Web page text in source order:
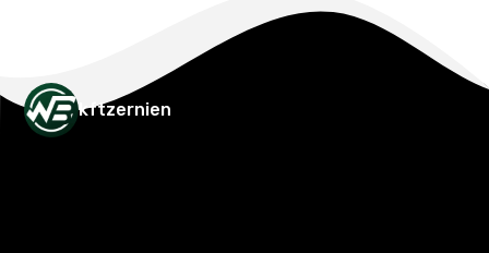
kftzernien